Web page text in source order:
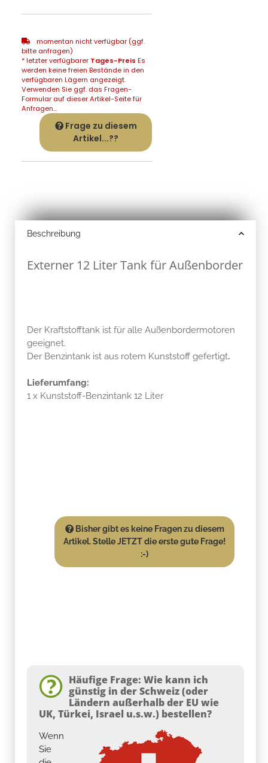
momentan nicht verfügbar (ggf.
bitte anfragen)
* letzter verfügbarer Tages-Preis Es
werden keine freien Bestände in den
verfügbaren Lägern angezeigt.
Verwenden Sie ggf. das Fragen-
Formular auf dieser Artikel-Seite für
Anfragen...
Frage zu diesem
Artikel...??
Beschreibung
Externer 12 Liter Tank für Außenborder
Der Kraftstofftank ist für alle Außenbordermotoren
geeignet.
Der Benzintank ist aus rotem Kunststoff gefertigt.
Lieferumfang:
1 x Kunststoff-Benzintank 12 Liter
Bisher gibt es keine Fragen zu diesem
Artikel. Stelle JETZT die erste gute Frage!
:-)
Häufige Frage: Wie kann ich
günstig in der Schweiz (oder
Ländern außerhalb der EU wie
UK, Türkei, Israel u.s.w.) bestellen?
Wenn
Sie